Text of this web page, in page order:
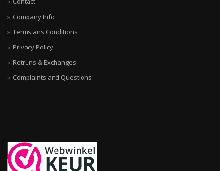
Company Info
Terms ans Conditions
Privacy Policy
Retruns & Exchanges
Complaints and Questions